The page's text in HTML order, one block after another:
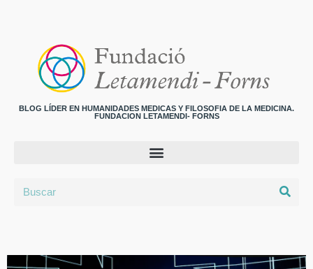
BLOG LÍDER EN HUMANIDADES MEDICAS Y FILOSOFIA DE LA MEDICINA.
FUNDACION LETAMENDI- FORNS